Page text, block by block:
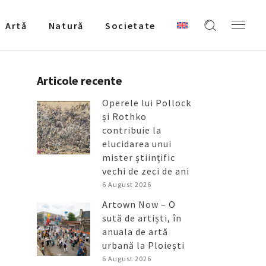
Artǎ Natură Societate
Articole recente
Operele lui Pollock
și Rothko
contribuie la
elucidarea unui
mister științific
vechi de zeci de ani
6 August 2026
Artown Now – O
sută de artiști, în
anuala de artă
urbană la Ploiești
6 August 2026